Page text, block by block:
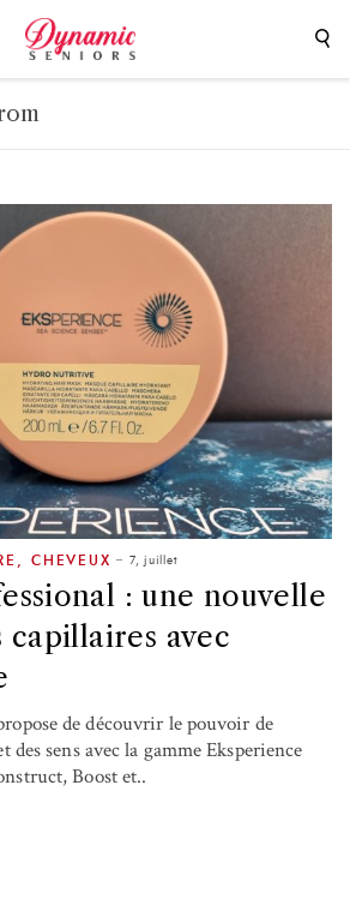
CHEVEUX 7, juillet
: une nouvelle
capillaires avec
de découvrir le pouvoir de
des sens avec la gamme Eksperience
Boost et..